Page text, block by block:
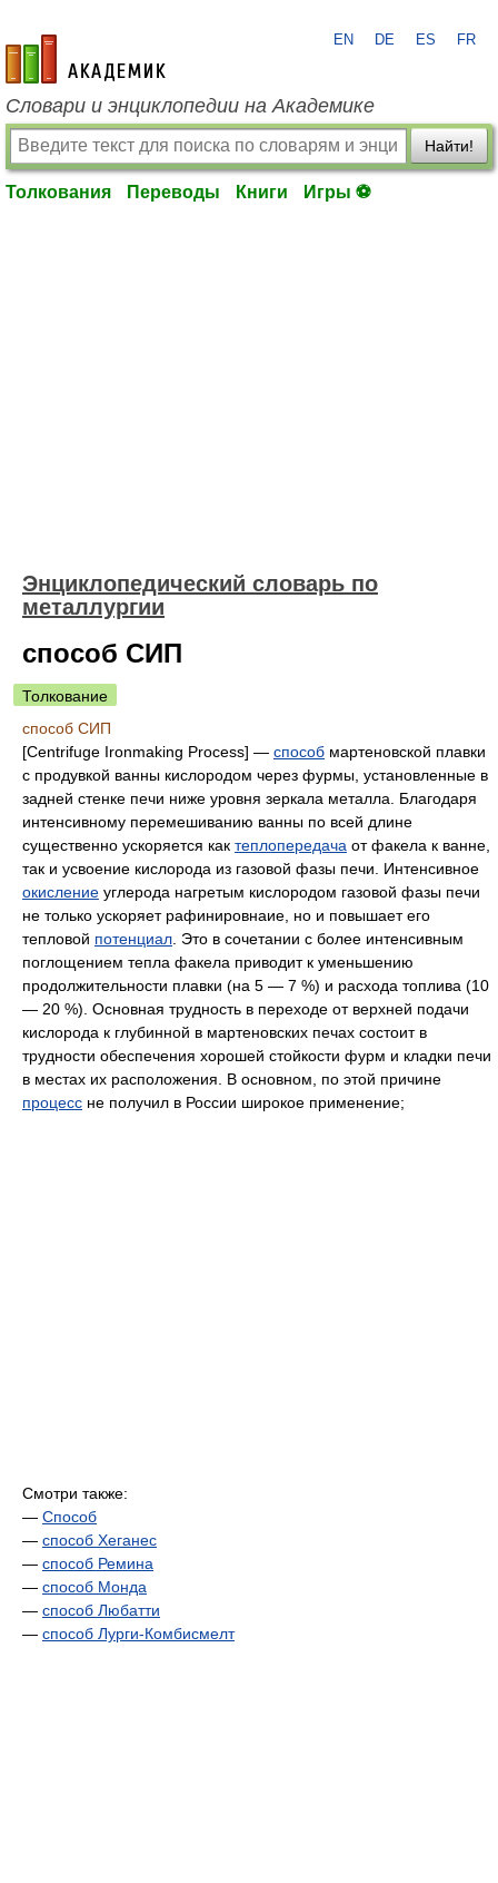
academic.ru
EN DE ES FR
Словари и энциклопедии на Академике
Найти!
Толкования Переводы Книги Игры ⚽
Энциклопедический словарь по
металлургии
способ СИП
Толкование
способ СИП
[Centrifuge Ironmaking Process] — способ мартеновской плавки
с продувкой ванны кислородом через фурмы, установленные в
задней стенке печи ниже уровня зеркала металла. Благодаря
интенсивному перемешиванию ванны по всей длине
существенно ускоряется как теплопередача от факела к ванне,
так и усвоение кислорода из газовой фазы печи. Интенсивное
окисление углерода нагретым кислородом газовой фазы печи
не только ускоряет рафинировнаие, но и повышает его
тепловой потенциал . Это в сочетании с более интенсивным
поглощением тепла факела приводит к уменьшению
продолжительности плавки (на 5 — 7 %) и расхода топлива (10
— 20 %). Основная трудность в переходе от верхней подачи
кислорода к глубинной в мартеновских печах состоит в
трудности обеспечения хорошей стойкости фурм и кладки печи
в местах их расположения. В основном, по этой причине
процесс не получил в России широкое применение;
Смотри также:
— Способ
— способ Хеганес
— способ Ремина
— способ Монда
— способ Любатти
— способ Лурги-Комбисмелт